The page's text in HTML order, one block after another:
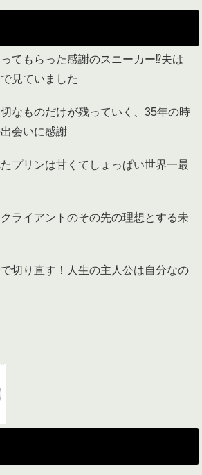
てもらった感謝のスニーカー⁉︎夫は
見ていました
なものだけが残っていく、35年の時
会いに感謝
プリンは甘くてしょっぱい世界一最
ライアントのその先の理想とする未
切り直す！人生の主人公は自分なの